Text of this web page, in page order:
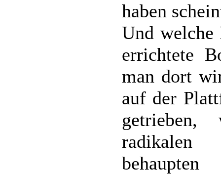
haben
Und
errichtete
man dort
auf der
radikalen